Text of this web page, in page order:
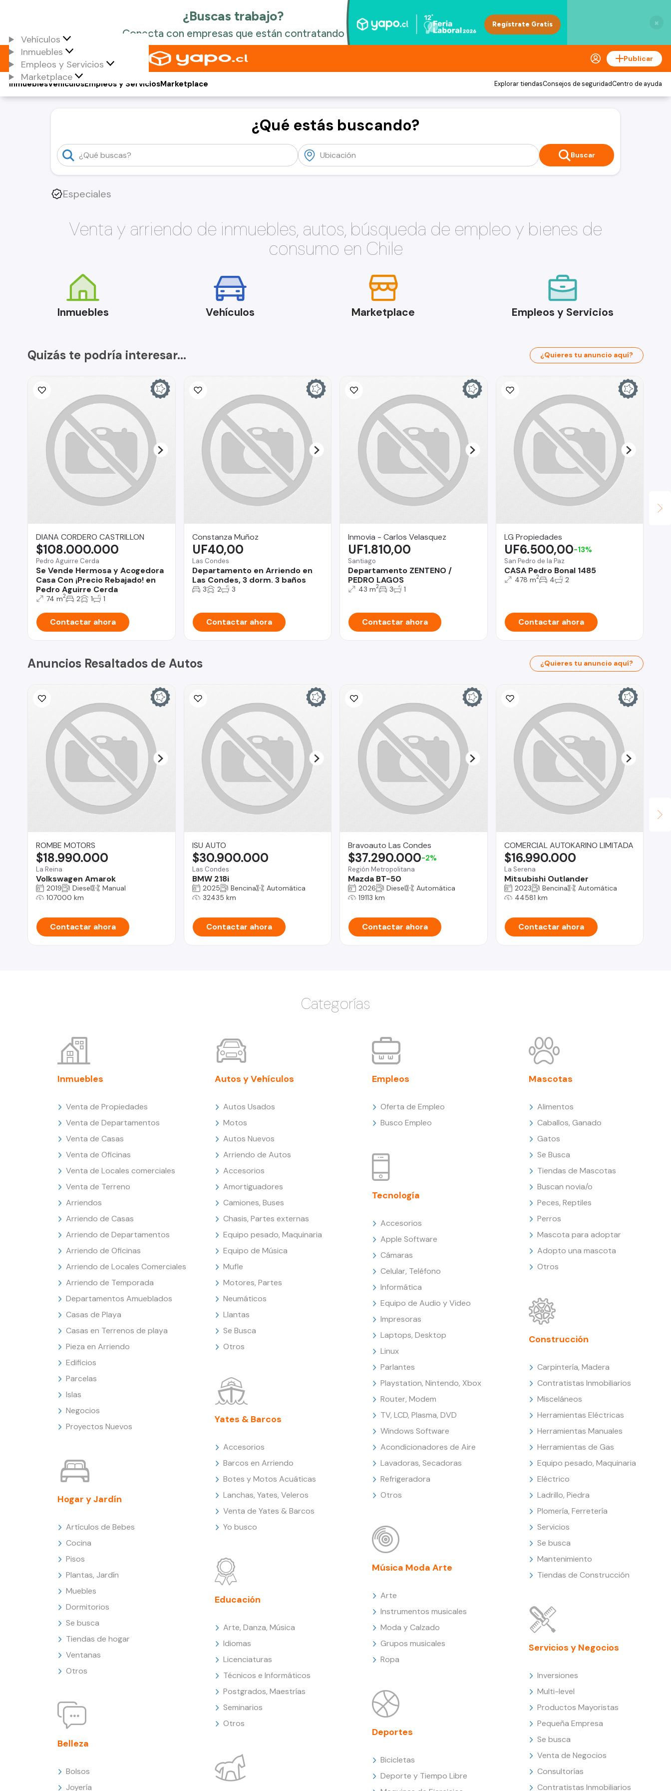
×
Vehículos
Inmuebles
Empleos y Servicios
Marketplace
Publicar
Vehículos
Inmuebles Empleos y ServiciosMarketplace Explorar tiendasConsejos de seguridadCentro de ayuda
¿Qué estás buscando?
Buscar
Especiales
Venta y arriendo de inmuebles, autos, búsqueda de empleo y bienes de
consumo en Chile
Inmuebles Vehículos Marketplace Empleos y Servicios
Quizás te podría interesar... ¿Quieres tu anuncio aquí?
DIANA CORDERO CASTRILLON
Pedro Aguirre Cerda
Se Vende Hermosa y Acogedora
Casa Con ¡Precio Rebajado! en
Pedro Aguirre Cerda
$108.000.000
74 m2 2 1 1
Contactar ahora
Constanza Muñoz
Las Condes
Departamento en Arriendo en
Las Condes, 3 dorm. 3 baños
UF40,00
3 2 3
Contactar ahora
Inmovia - Carlos Velasquez
Santiago
Departamento ZENTENO /
PEDRO LAGOS
UF1.810,00
43 m2 3 1
Contactar ahora
LG Propiedades
San Pedro de la Paz
CASA Pedro Bonal 1485
UF6.500,00-13%
478 m2 4 2
Contactar ahora
Anuncios Resaltados de Autos ¿Quieres tu anuncio aquí?
ROMBE MOTORS
La Reina
Volkswagen Amarok
$18.990.000
2019 Diesel
Manual
107000 km
Contactar ahora
ISU AUTO
Las Condes
BMW 218i
$30.900.000
2025 Bencina
Automática
32435 km
Contactar ahora
Bravoauto Las Condes
Región Metropolitana
Mazda BT-50
$37.290.000-2%
2026 Diesel
Automática
19113 km
Contactar ahora
COMERCIAL AUTOKARINO LIMITADA
La Serena
Mitsubishi Outlander
$16.990.000
2023 Bencina
Automática
44581 km
Contactar ahora
Categorías
Inmuebles
Venta de Propiedades
Venta de Departamentos
Venta de Casas
Venta de Oficinas
Venta de Locales comerciales
Venta de Terreno
Arriendos
Arriendo de Casas
Arriendo de Departamentos
Arriendo de Oficinas
Arriendo de Locales Comerciales
Arriendo de Temporada
Departamentos Amueblados
Casas de Playa
Casas en Terrenos de playa
Pieza en Arriendo
Edificios
Parcelas
Islas
Negocios
Proyectos Nuevos
Hogar y Jardín
Artículos de Bebes
Cocina
Pisos
Plantas, Jardín
Muebles
Dormitorios
Se busca
Tiendas de hogar
Ventanas
Otros
Belleza
Bolsos
Joyería
Autos y Vehículos
Autos Usados
Motos
Autos Nuevos
Arriendo de Autos
Accesorios
Amortiguadores
Camiones, Buses
Chasis, Partes externas
Equipo pesado, Maquinaria
Equipo de Música
Mufle
Motores, Partes
Neumáticos
Llantas
Se Busca
Otros
Yates & Barcos
Accesorios
Barcos en Arriendo
Botes y Motos Acuáticas
Lanchas, Yates, Veleros
Venta de Yates & Barcos
Yo busco
Educación
Arte, Danza, Música
Idiomas
Licenciaturas
Técnicos e Informáticos
Postgrados, Maestrías
Seminarios
Otros
Empleos
Oferta de Empleo
Busco Empleo
Tecnología
Accesorios
Apple Software
Cámaras
Celular, Teléfono
Informática
Equipo de Audio y Video
Impresoras
Laptops, Desktop
Linux
Parlantes
Playstation, Nintendo, Xbox
Router, Modem
TV, LCD, Plasma, DVD
Windows Software
Acondicionadores de Aire
Lavadoras, Secadoras
Refrigeradora
Otros
Música Moda Arte
Arte
Instrumentos musicales
Moda y Calzado
Grupos musicales
Ropa
Deportes
Bicicletas
Deporte y Tiempo Libre
Mascotas
Alimentos
Caballos, Ganado
Gatos
Se Busca
Tiendas de Mascotas
Buscan novia/o
Peces, Reptiles
Perros
Mascota para adoptar
Adopto una mascota
Otros
Construcción
Carpintería, Madera
Contratistas Inmobiliarios
Misceláneos
Herramientas Eléctricas
Herramientas Manuales
Herramientas de Gas
Equipo pesado, Maquinaria
Eléctrico
Ladrillo, Piedra
Plomería, Ferretería
Servicios
Se busca
Mantenimiento
Tiendas de Construcción
Servicios y Negocios
Inversiones
Multi-level
Productos Mayoristas
Pequeña Empresa
Se busca
Venta de Negocios
Consultorías
Contratistas Inmobiliarios